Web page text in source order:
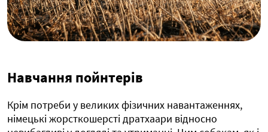
Навчання пойнтерів
Крім потреби у великих фізичних навантаженнях,
німецькі жорсткошерсті дратхаари відносно